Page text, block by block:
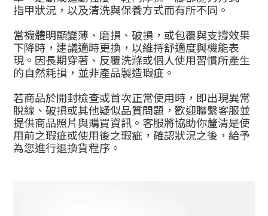
指甲狀況，以及清洗與保養方式而有所不同。
當襪體明顯變薄、磨損、破損，或包覆與支撐效果
下降時，建議適時更換，以維持舒適度與機能表
現。因長期穿著、反覆洗滌或個人使用習慣所產生
的自然耗損，並非產品製造瑕疵。
若商品於開封檢查或首次正常使用時，即出現異常
脫線、破損或其他疑似品質問題，歡迎聯繫客服並
提供商品照片與購買資訊。客服將協助你釐清是使
用前之瑕疵或使用後之瑕疵，確認狀況之後，給予
為您進行退換貨程序。